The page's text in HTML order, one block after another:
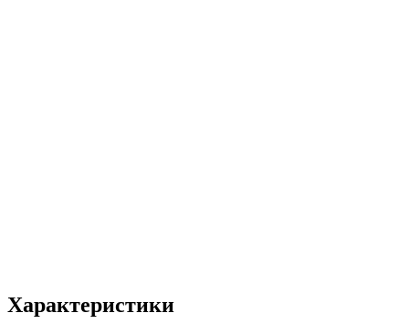
Характеристики